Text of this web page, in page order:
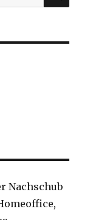
Nachschub